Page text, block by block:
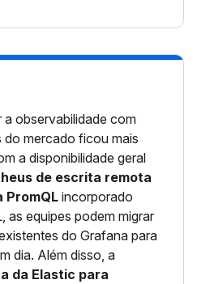
observabilidade com
do mercado ficou mais
a disponibilidade geral
de escrita remota
PromQLincorporado
as equipes podem migrar
do Grafana para
dia. Além disso, a
da Elastic para